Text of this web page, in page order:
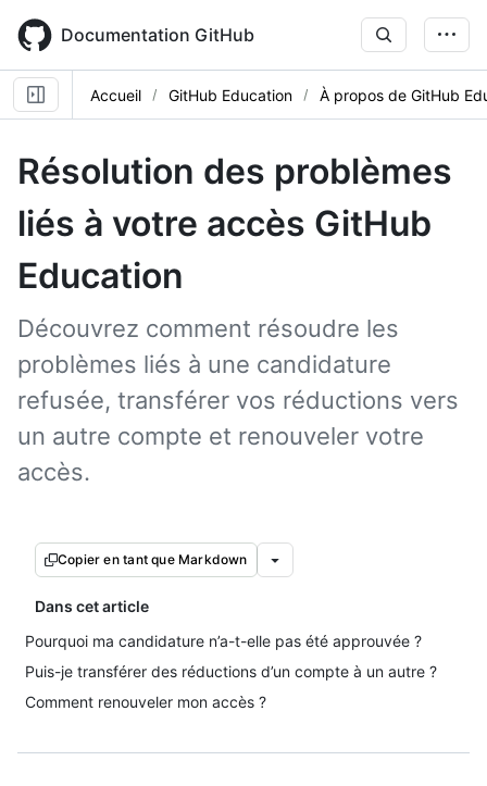
main
content
Documentation GitHub
Accueil GitHub Education À propos de GitHub
Résolution des problèmes
liés à votre accès GitHub
Education
Découvrez comment résoudre les
problèmes liés à une candidature
refusée, transférer vos réductions vers
un autre compte et renouveler votre
accès.
Copier en tant que Markdown
Dans cet article
Pourquoi ma candidature n’a-t-elle pas été approuvée ?
Puis-je transférer des réductions d’un compte à un autre ?
Comment renouveler mon accès ?